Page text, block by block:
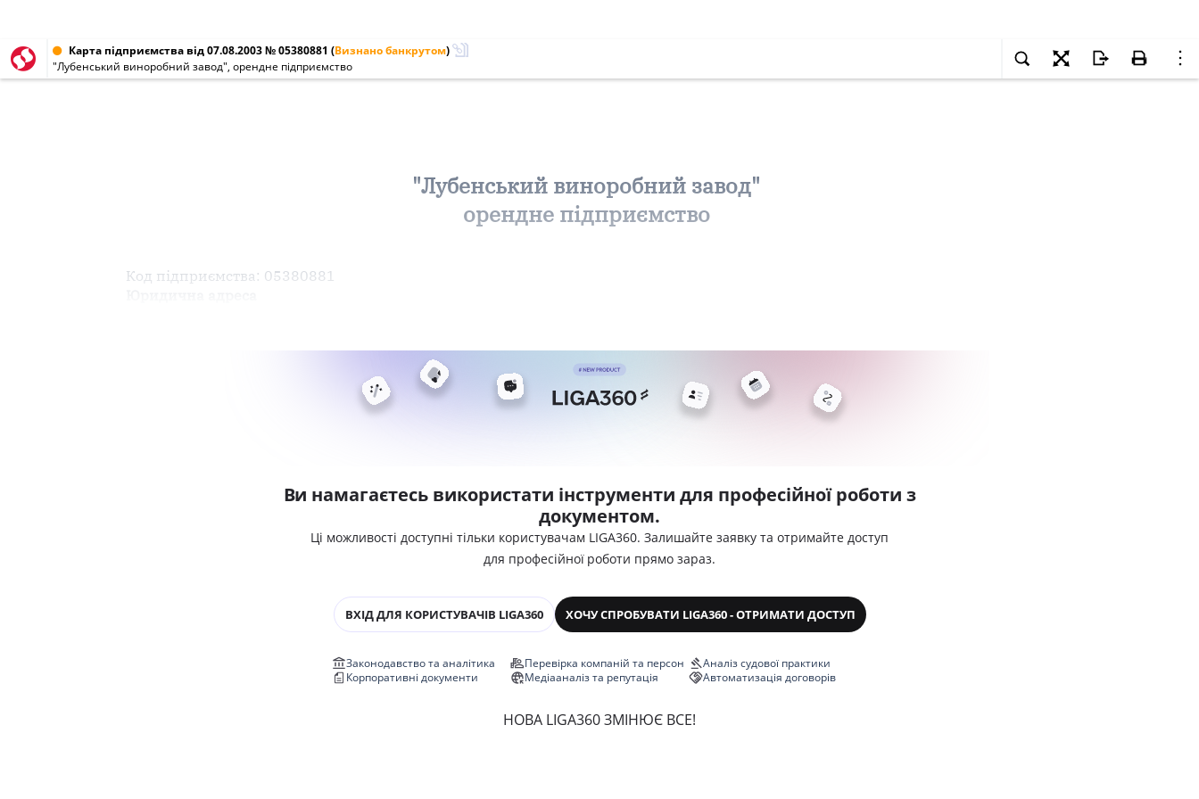
Карта підприємства від 07.08.2003 № 05380881 (Визнано банкрутом)
"Лубенський виноробний завод", орендне підприємство
"Лубенський виноробний завод"
орендне підприємство
Код підприємства: 05380881
Ви намагаєтесь використати інструменти для професійної роботи з
документом.
Ці можливості доступні тільки користувачам LIGA360. Залишайте заявку та отримайте доступ
для професійної роботи прямо зараз.
ВХІД ДЛЯ КОРИСТУВАЧІВ LIGA360 ХОЧУ СПРОБУВАТИ LIGA360 - ОТРИМАТИ ДОСТУП
Законодавство та аналітика
Корпоративні документи
Перевірка компаній та персон
Медіааналіз та репутація
Аналіз судової практики
Автоматизація договорів
НОВА LIGA360 ЗМІНЮЄ ВСЕ!